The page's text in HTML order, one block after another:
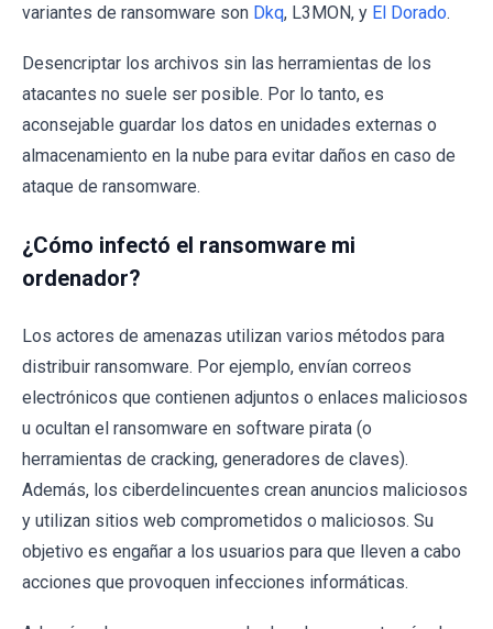
variantes de ransomware son Dkq, L3MON, y El Dorado.
Desencriptar los archivos sin las herramientas de los
atacantes no suele ser posible. Por lo tanto, es
aconsejable guardar los datos en unidades externas o
almacenamiento en la nube para evitar daños en caso de
ataque de ransomware.
¿Cómo infectó el ransomware mi
ordenador?
Los actores de amenazas utilizan varios métodos para
distribuir ransomware. Por ejemplo, envían correos
electrónicos que contienen adjuntos o enlaces maliciosos
u ocultan el ransomware en software pirata (o
herramientas de cracking, generadores de claves).
Además, los ciberdelincuentes crean anuncios maliciosos
y utilizan sitios web comprometidos o maliciosos. Su
objetivo es engañar a los usuarios para que lleven a cabo
acciones que provoquen infecciones informáticas.